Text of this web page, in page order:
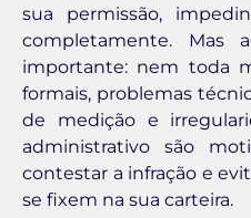
sua permissão,
completamente. Mas
importante: nem toda
formais, problemas
de medição e
administrativo são
contestar a infração e
se fixem na sua carteira.